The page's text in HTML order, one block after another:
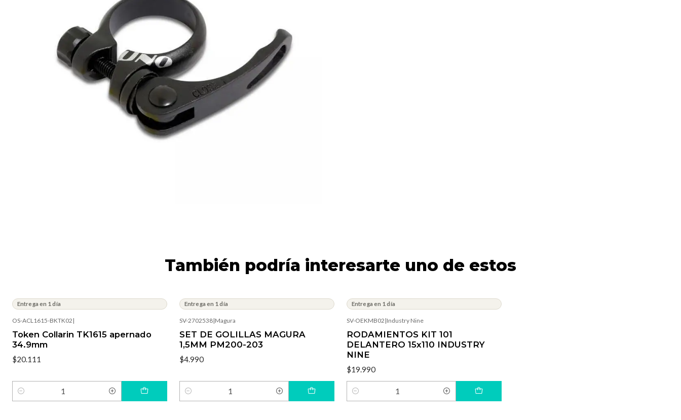
También podría interesarte uno de estos
Entrega en 1 día
OS-ACL1615-BKTK02 |
Token Collarin TK1615 apernado
34.9mm
$20.111
Cantidad
Entrega en 1 día
SV-2702538|Magura
SET DE GOLILLAS MAGURA
1,5MM PM200-203
$4.990
Cantidad
Entrega en 1 día
SV-OEKMB02 |Industry Nine
RODAMIENTOS KIT 101
DELANTERO 15x110 INDUSTRY
NINE
$19.990
Cantidad